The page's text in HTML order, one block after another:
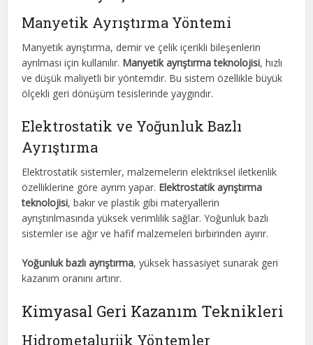
Manyetik Ayrıştırma Yöntemi
Manyetik ayrıştırma, demir ve çelik içerikli bileşenlerin
ayrılması için kullanılır. Manyetik ayrıştırma teknolojisi, hızlı
ve düşük maliyetli bir yöntemdir. Bu sistem özellikle büyük
ölçekli geri dönüşüm tesislerinde yaygındır.
Elektrostatik ve Yoğunluk Bazlı
Ayrıştırma
Elektrostatik sistemler, malzemelerin elektriksel iletkenlik
özelliklerine göre ayrım yapar. Elektrostatik ayrıştırma
teknolojisi, bakır ve plastik gibi materyallerin
ayrıştırılmasında yüksek verimlilik sağlar. Yoğunluk bazlı
sistemler ise ağır ve hafif malzemeleri birbirinden ayırır.
Yoğunluk bazlı ayrıştırma, yüksek hassasiyet sunarak geri
kazanım oranını artırır.
Kimyasal Geri Kazanım Teknikleri
Hidrometalurjik Yöntemler